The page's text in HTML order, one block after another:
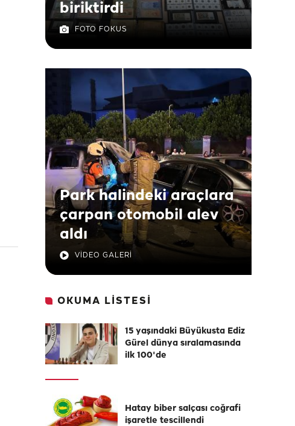
biriktirdi
FOTO FOKUS
Park halindeki araçlara
çarpan otomobil alev
aldı
VİDEO GALERİ
OKUMA LİSTESİ
15 yaşındaki Büyükusta Ediz
Gürel dünya sıralamasında
ilk 100'de
Hatay biber salçası coğrafi
işaretle tescillendi